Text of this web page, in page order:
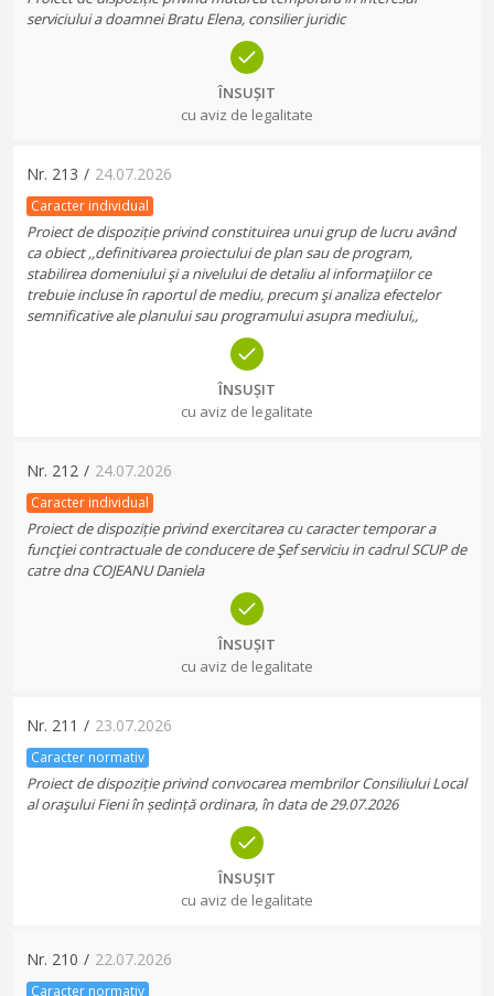
serviciului a doamnei Bratu Elena, consilier juridic
ÎNSUȘIT
cu aviz de legalitate
Nr. 213 / 24.07.2026
Caracter individual
Proiect de dispoziție privind constituirea unui grup de lucru având
ca obiect ,,definitivarea proiectului de plan sau de program,
stabilirea domeniului şi a nivelului de detaliu al informaţiilor ce
trebuie incluse în raportul de mediu, precum şi analiza efectelor
semnificative ale planului sau programului asupra mediului,,
ÎNSUȘIT
cu aviz de legalitate
Nr. 212 / 24.07.2026
Caracter individual
Proiect de dispoziție privind exercitarea cu caracter temporar a
funcţiei contractuale de conducere de Şef serviciu in cadrul SCUP de
catre dna COJEANU Daniela
ÎNSUȘIT
cu aviz de legalitate
Nr. 211 / 23.07.2026
Caracter normativ
Proiect de dispoziție privind convocarea membrilor Consiliului Local
al oraşului Fieni în ședință ordinara, în data de 29.07.2026
ÎNSUȘIT
cu aviz de legalitate
Nr. 210 / 22.07.2026
Caracter normativ